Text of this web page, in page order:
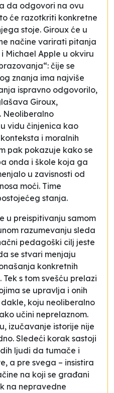
da odgovori na ovu
će razotkriti konkretne
stoje. Giroux će u
načine varirati pitanja
Michael Apple u okviru
čije se
znanja ima najviše
ispravno odgovorilo,
Giroux,
Neoliberalno
vidu činjenica kao
i moralnih
pak pokazuje kako se
onda i škole koja ga
u zavisnosti od
moći. Time
stanja.
u preispitivanju samom
razumevanju sleda
pedagoški cilj jeste
se stvari menjaju
konkretnih
s tom svešću prelazi
se upravlja i onih
koju neoliberalno
učini neprelaznom.
izučavanje istorije nije
Sledeći korak sastoji
ljudi da tumače i
a pre svega – insistira
na koji se građani
na nepravedne